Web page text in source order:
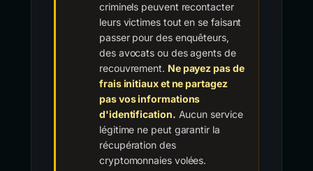
criminels peuvent recontacter
leurs victimes tout en se faisant
passer pour des enquêteurs,
des avocats ou des agents de
recouvrement. Ne payez pas de
frais initiaux et ne partagez
pas vos informations
d'identification. Aucun service
légitime ne peut garantir la
récupération des
cryptomonnaies volées.